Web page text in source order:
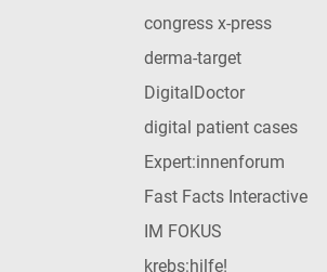
congress x-press
derma-target
DigitalDoctor
digital patient cases
Expert:innenforum
Fast Facts Interactive
IM FOKUS
krebs:hilfe!